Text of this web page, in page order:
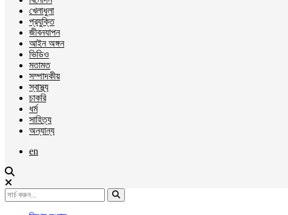
খেলাধুলা
প্রযুক্তি
জীবনযাপন
আইন অঙ্গন
ভিডিও
মতামত
সম্পাদকীয়
স্বাস্থ্য
চাকরি
ধর্ম
সাহিত্য
অন্যান্য
en